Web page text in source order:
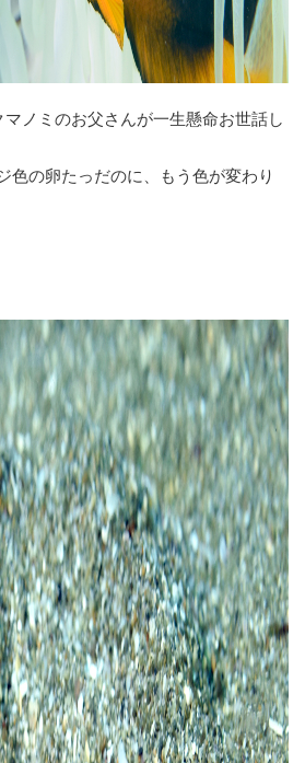
ノミのお父さんが一生懸命お世話し
色の卵たっだのに、もう色が変わり